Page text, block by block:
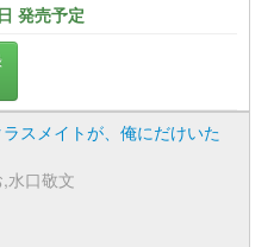
発売予定
スメイトが、俺にだけいた
水口敬文